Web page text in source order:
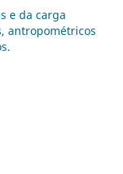
e da carga
antropométricos